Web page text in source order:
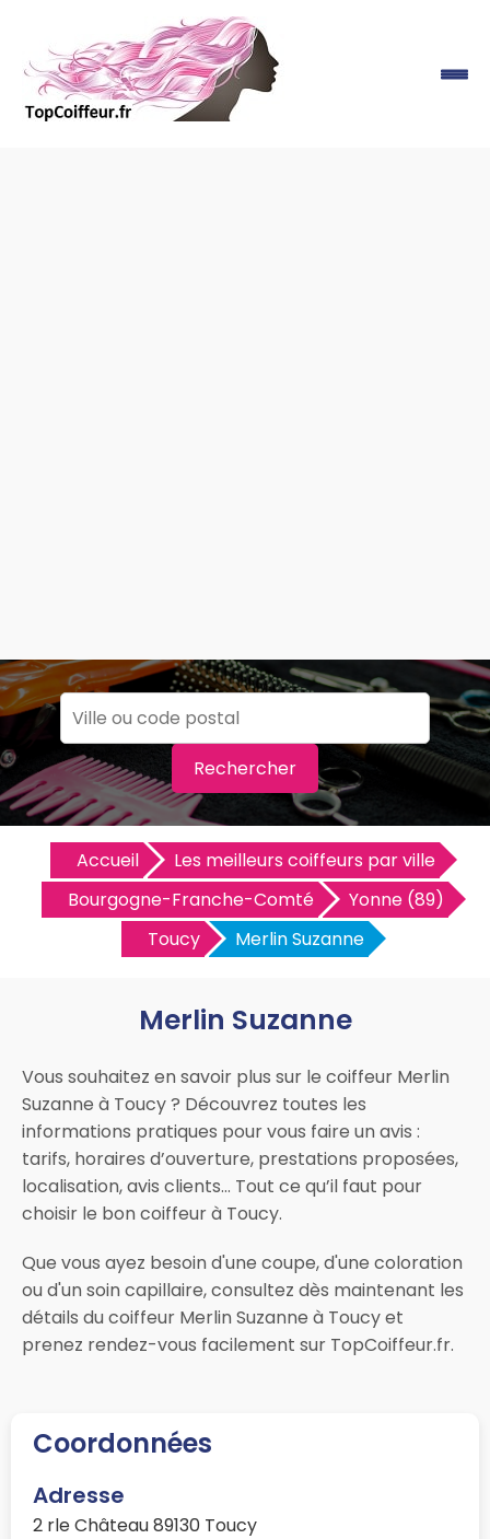
Rechercher
Accueil
Les meilleurs coiffeurs par ville
Bourgogne-Franche-Comté
Yonne (89)
Toucy
Merlin Suzanne
Merlin Suzanne
Vous souhaitez en savoir plus sur le coiffeur Merlin
Suzanne à Toucy ? Découvrez toutes les
informations pratiques pour vous faire un avis :
tarifs, horaires d’ouverture, prestations proposées,
localisation, avis clients… Tout ce qu’il faut pour
choisir le bon coiffeur à Toucy.
Que vous ayez besoin d'une coupe, d'une coloration
ou d'un soin capillaire, consultez dès maintenant les
détails du coiffeur Merlin Suzanne à Toucy et
prenez rendez-vous facilement sur TopCoiffeur.fr.
Coordonnées
Adresse
2 rle Château 89130 Toucy